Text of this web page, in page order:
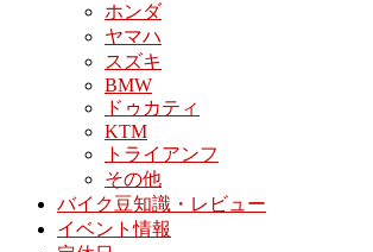
ホンダ
ヤマハ
スズキ
BMW
ドゥカティ
KTM
トライアンフ
その他
バイク豆知識・レビュー
イベント情報